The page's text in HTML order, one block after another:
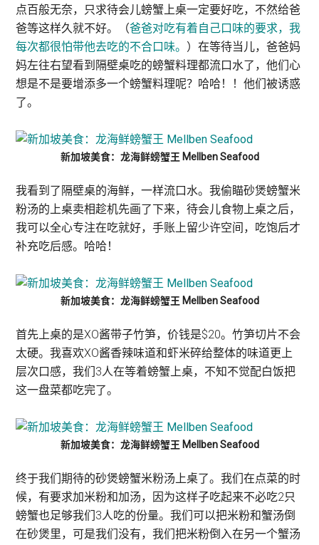
点百般无奈，只求待会儿螃蟹上桌一定要好吃，不然给爸
爸等这样久就不好。（爸爸对吃有着自己口味的要求，我
每次都很怕带他去吃的不合口味。 ）在等待当儿，爸爸妈
妈左往右望看到隔壁桌吃的螃蟹料理都流口水了，他们心
想是不是要增添多一个螃蟹料理呢？哈哈！！他们被诱惑
了。
新加坡美食：龙海鲜螃蟹王 Mellben Seafood
我看到了隔壁桌的海鲜，一样流口水。我偷瞄砂煲螃蟹米
粉汤的上桌卖相趁机先画了下来，待会儿食物上桌之后，
我可以全心专注在吃就好，手账上留少许空间，吃饱后才
补充吃后感。哈哈！
新加坡美食：龙海鲜螃蟹王 Mellben Seafood
首先上桌的是XO酱带子竹笋，价钱是$20。竹笋切片不会
太硬。我喜欢XO酱香辣味道和虾米碎给整体的味道更上
层次口感，我们3人在等着螃蟹上桌，不知不觉配白饭把
这一盘菜都吃完了。
新加坡美食：龙海鲜螃蟹王 Mellben Seafood
终于我们期待的砂煲螃蟹米粉汤上桌了。我们在点菜的时
候，有要求加米粉和加汤，因为这样子吃起来不必吃2只
螃蟹也足够我们3人吃的份量。我们可以把米粉和蟹汤倒
在砂煲里，可是我们没有，我们把米粉倒入在另一个蟹汤